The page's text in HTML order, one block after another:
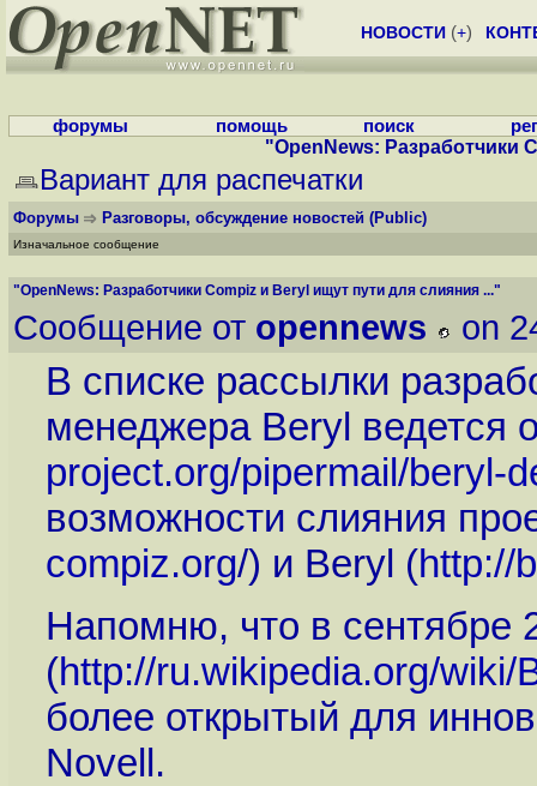
НОВОСТИ (+)
форумы помощь поиск
"OpenNews: Разработчики
Вариант для распечатки
Форумы Разговоры, обсуждение новостей (Public)
Изначальное сообщение
"OpenNews: Разработчики Compiz и Beryl ищут пути для слияния ..."
Сообщение от opennews on
В списке рассылки
менеджера Beryl ведется
project.org/pipermail/beryl-
возможности слияния
compiz.org/) и Beryl (http://
Напомню, что в сентябре
(http://ru.wikipedia.org/wiki/
более открытый для
Novell.